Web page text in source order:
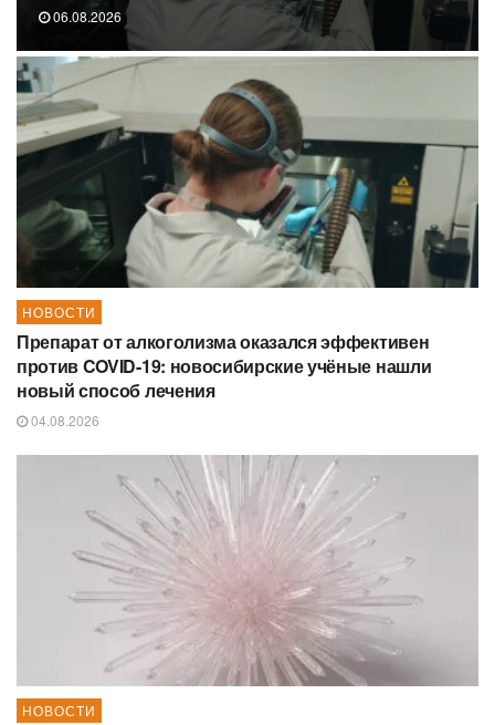
06.08.2026
НОВОСТИ
Препарат от алкоголизма оказался эффективен
против COVID-19: новосибирские учёные нашли
новый способ лечения
04.08.2026
НОВОСТИ